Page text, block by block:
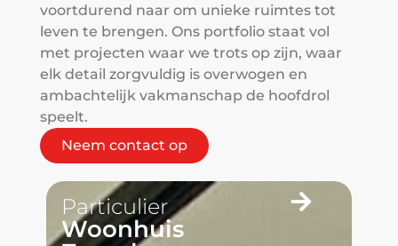
voortdurend naar om unieke ruimtes tot
leven te brengen. Ons portfolio staat vol
met projecten waar we trots op zijn, waar
elk detail zorgvuldig is overwogen en
ambachtelijk vakmanschap de hoofdrol
speelt.
Neem contact op
Particulier
Woonhuis